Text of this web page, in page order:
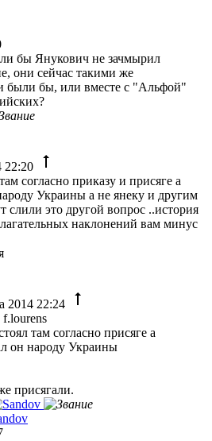
бы Янукович не зачмырил
они сейчас такими же
были бы, или вместе с "Альфой"
22:20
согласно приказу и присяге а
Украины а не янеку и другим
слили это другой вопрос ..история
наклонений вам минус
2014 22:24
там согласно присяге а
он народу Украины
присягали.